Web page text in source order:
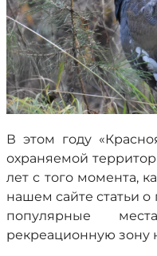
В этом году
охраняемой
лет с того момента,
нашем сайте статьи
популярные
рекреационную зону